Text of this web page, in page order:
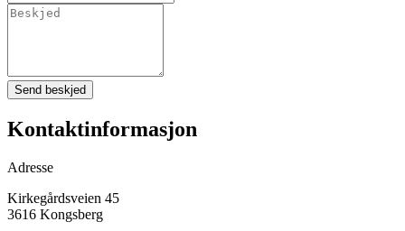
Send beskjed
Kontaktinformasjon
Adresse
Kirkegårdsveien 45
3616 Kongsberg